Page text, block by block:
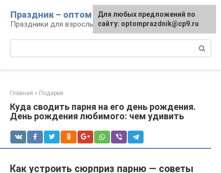
контенту
Праздник – оптом
Праздники для взрослых и детей
Главная » Подарки
Куда сводить парня на его день рождения.
День рождения любимого: чем удивить
Как устроить сюрприз парню — советы
Для любых предложений по
сайту: optomprazdnik@cp9.ru